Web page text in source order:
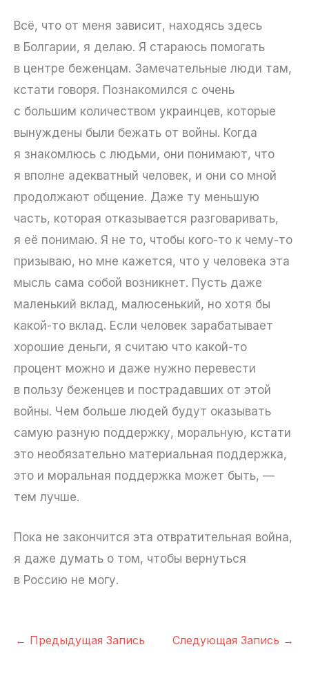
Всё, что от меня зависит, находясь здесь
в Болгарии, я делаю. Я стараюсь помогать
в центре беженцам. Замечательные люди там,
кстати говоря. Познакомился с очень
с большим количеством украинцев, которые
вынуждены были бежать от войны. Когда
я знакомлюсь с людьми, они понимают, что
я вполне адекватный человек, и они со мной
продолжают общение. Даже ту меньшую
часть, которая отказывается разговаривать,
я её понимаю. Я не то, чтобы кого-то к чему-то
призываю, но мне кажется, что у человека эта
мысль сама собой возникнет. Пусть даже
маленький вклад, малюсенький, но хотя бы
какой-то вклад. Если человек зарабатывает
хорошие деньги, я считаю что какой-то
процент можно и даже нужно перевести
в пользу беженцев и пострадавших от этой
войны. Чем больше людей будут оказывать
самую разную поддержку, моральную, кстати
это необязательно материальная поддержка,
это и моральная поддержка может быть, —
тем лучше.
Пока не закончится эта отвратительная война,
я даже думать о том, чтобы вернуться
в Россию не могу.
← Предыдущая Запись Следующая Запись →